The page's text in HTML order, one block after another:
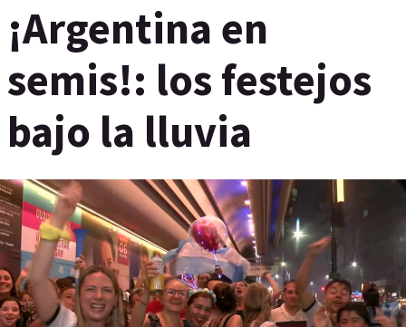
¡Argentina en
semis!: los festejos
bajo la lluvia